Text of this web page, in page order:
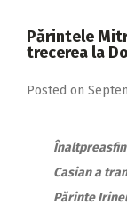
2017
Părintele
trecerea la
Posted on
Casian a
Părinte